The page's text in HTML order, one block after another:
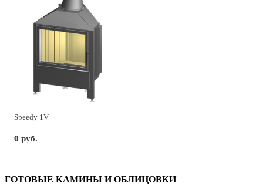
Speedy 1V
0 руб.
ГОТОВЫЕ КАМИНЫ И ОБЛИЦОВКИ